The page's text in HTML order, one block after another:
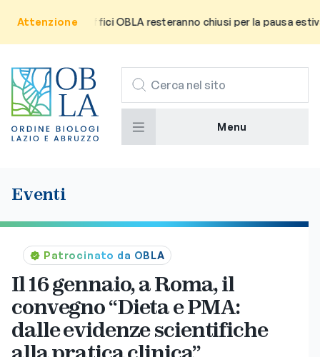
Attenzione
che gli uffici OBLA resteranno chiusi per la pausa estiva
CERCA
Menu
Eventi
Patrocinato da OBLA
Il 16 gennaio, a Roma, il
convegno “Dieta e PMA:
dalle evidenze scientifiche